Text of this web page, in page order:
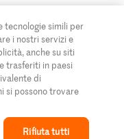
tecnologie simili per
i nostri servizi e
anche su siti
trasferiti in paesi
di
si possono trovare
Rifiuta tutti